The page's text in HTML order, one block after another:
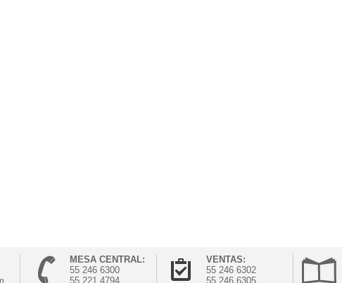
MESA CENTRAL:
55 246 6300
55 221 4794
VENTAS:
55 246 6302
55 246 6305